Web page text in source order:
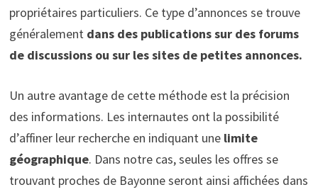
propriétaires particuliers. Ce type d’annonces se trouve
généralementdans des publications sur des forums
de discussions ou sur les sites de petites annonces.
Un autre avantage de cette méthode est la précision
des informations. Les internautes ont la possibilité
d’affiner leur recherche en indiquant unelimite
géographique. Dans notre cas, seules les offres se
trouvant proches de Bayonne seront ainsi affichées dans